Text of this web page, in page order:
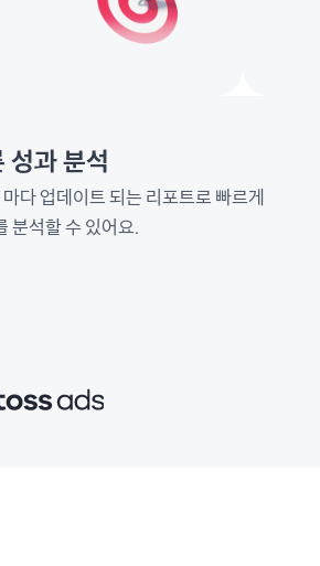
성과 분석
다 업데이트 되는 리포트로 빠르게
분석할 수 있어요.